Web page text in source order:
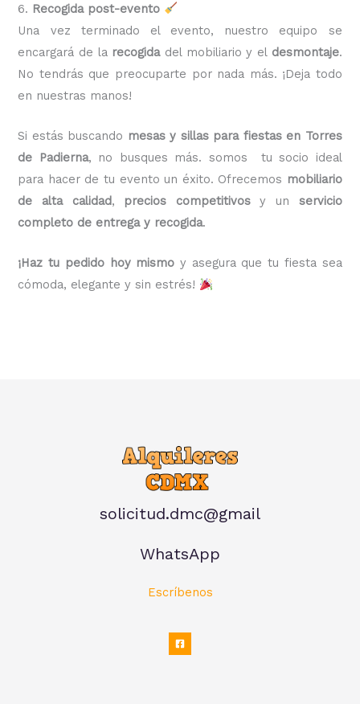
6. Recogida post-evento
Una vez terminado el evento, nuestro equipo se
encargará de la recogidadel mobiliario y el desmontaje.
No tendrás que preocuparte por nada más. ¡Deja todo
en nuestras manos!
Si estás buscando mesas y sillas para fiestas en Torres
de Padierna, no busques más. somos tu socio ideal
para hacer de tu evento un éxito. Ofrecemos mobiliario
de alta calidad, precios competitivosy un servicio
completo de entrega y recogida.
¡Haz tu pedido hoy mismo y asegura que tu fiesta sea
cómoda, elegante y sin estrés!
solicitud.dmc@gmail
WhatsApp
Escríbenos